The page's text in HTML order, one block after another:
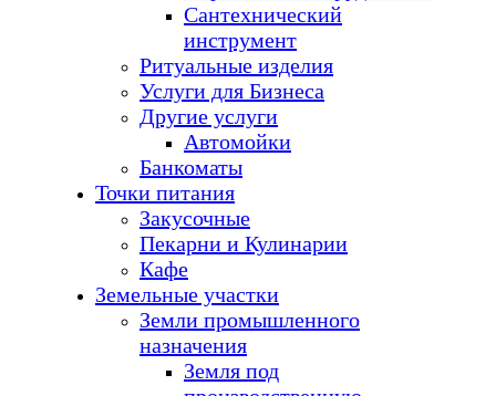
Сантехнический
инструмент
Ритуальные изделия
Услуги для Бизнеса
Другие услуги
Автомойки
Банкоматы
Точки питания
Закусочные
Пекарни и Кулинарии
Кафе
Земельные участки
Земли промышленного
назначения
Земля под